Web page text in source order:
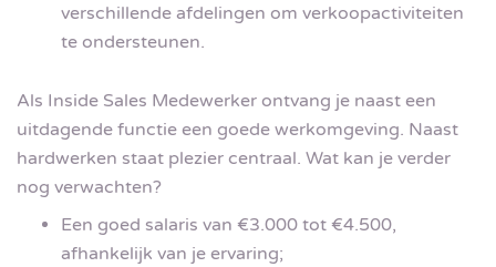
verschillende afdelingen om verkoopactiviteiten
te ondersteunen.
Als Inside Sales Medewerker ontvang je naast een
uitdagende functie een goede werkomgeving. Naast
hardwerken staat plezier centraal. Wat kan je verder
nog verwachten?
Een goed salaris van €3.000 tot €4.500,
afhankelijk van je ervaring;